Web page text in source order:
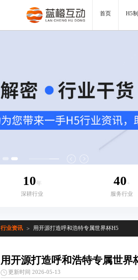
首页 H5
10年
深耕行业
40+
服务行业
行业资讯 > 用开源打造呼和浩特专属世界杯H5
用开源打造呼和浩特专属世界
更新时间 2026-05-13